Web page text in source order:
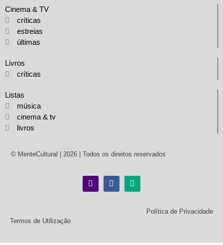
Cinema & TV
críticas
estreias
últimas
Livros
críticas
Listas
música
cinema & tv
livros
© MenteCultural | 2026 | Todos os direitos reservados
Política de Privacidade
Termos de Utilização